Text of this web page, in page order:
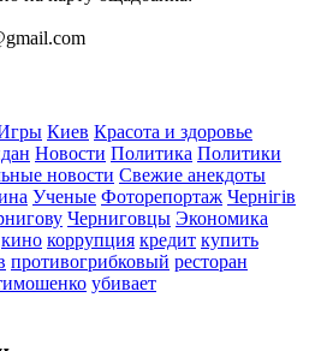
Киев Красота и здоровье
Новости Политика Политики
новости Свежие анекдоты
Ученые Фоторепортаж Чернігів
Черниговцы Экономика
кино коррупция кредит купить
противогрибковый ресторан
убивает